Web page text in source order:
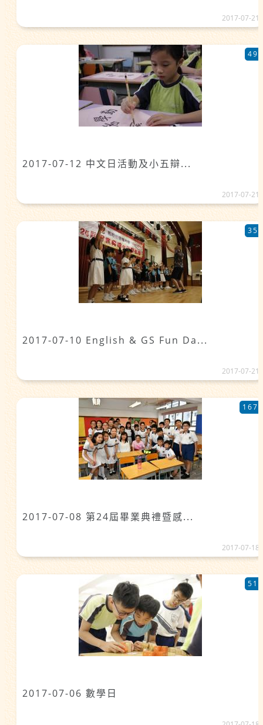
2017-07-21
2017-07-12 中文日活動及小五辯...
49
2017-07-21
2017-07-10 English & GS Fun Da...
35
2017-07-21
2017-07-08 第24屆畢業典禮暨感...
167
2017-07-18
2017-07-06 數學日
51